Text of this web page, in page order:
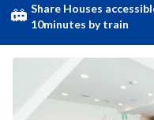
Share Houses
10minutes by train